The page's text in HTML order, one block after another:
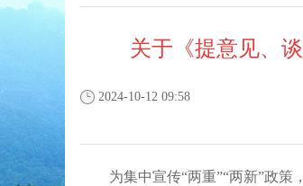
关于《提意见、
2024-10-12 09:58
为集中宣传“两重”“两新”政